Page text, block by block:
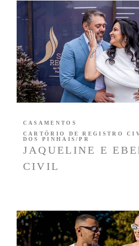
JAQUELINE E
CIVIL
CASAMENTOS
CARTÓRIO DE REGISTRO
DOS PINHAIS/PR